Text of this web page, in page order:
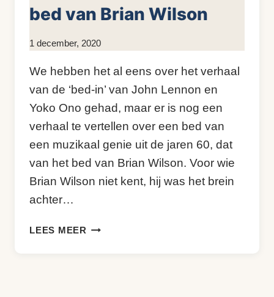
bed van Brian Wilson
Door
Sneijder
1 december, 2020
We hebben het al eens over het verhaal
van de ‘bed-in’ van John Lennon en
Yoko Ono gehad, maar er is nog een
verhaal te vertellen over een bed van
een muzikaal genie uit de jaren 60, dat
van het bed van Brian Wilson. Voor wie
Brian Wilson niet kent, hij was het brein
achter…
LEES MEER BIJZONDERE